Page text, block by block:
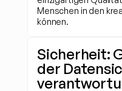
Menschen in den
können.
Sicherheit:
der